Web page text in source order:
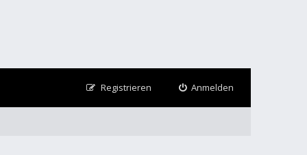
Anmelden
Registrieren